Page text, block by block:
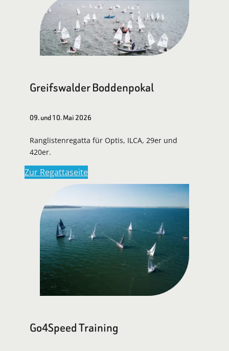
Greifswalder Boddenpokal
09. und 10. Mai 2026
Ranglistenregatta für Optis, ILCA, 29er und
420er.
Zur Regattaseite
Go4Speed Training